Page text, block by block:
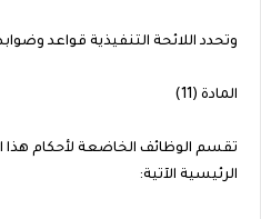
وتحدد اللائحة التنفيذية قواعد
المادة (11)
تقسم الوظائف الخاضعة لأحكام هذا
الرئيسية الآتية: